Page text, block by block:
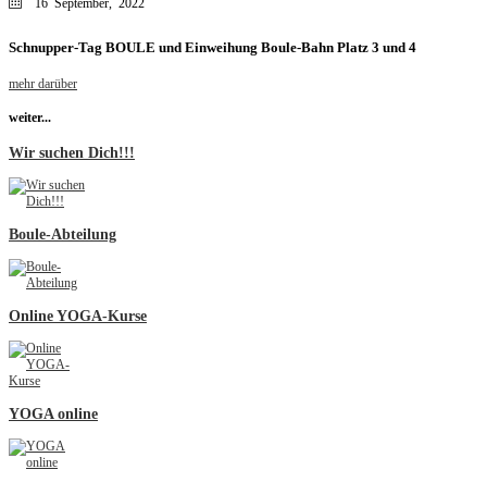
Schnupper-Tag BOULE und Einweihung Boule-Bahn Platz 3 und 4
mehr darüber
weiter...
Wir suchen Dich!!!
Boule-Abteilung
Online YOGA-Kurse
YOGA online